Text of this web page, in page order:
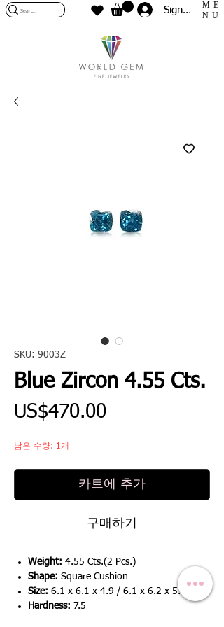
Sign In
ME
NU
SKU: 9003Z
Blue Zircon 4.55 Cts.
US$470.00가
남은 수량: 1개
카트에 추가
구매하기
Weight: 4.55 Cts.(2 Pcs.)
Shape: Square Cushion
Size: 6.1 x 6.1 x 4.9 / 6.1 x 6.2 x 5.6
Hardness: 7.5